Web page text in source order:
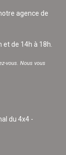
agence de
et de 14h à 18h.
vous. Nous vous
du 4x4 -